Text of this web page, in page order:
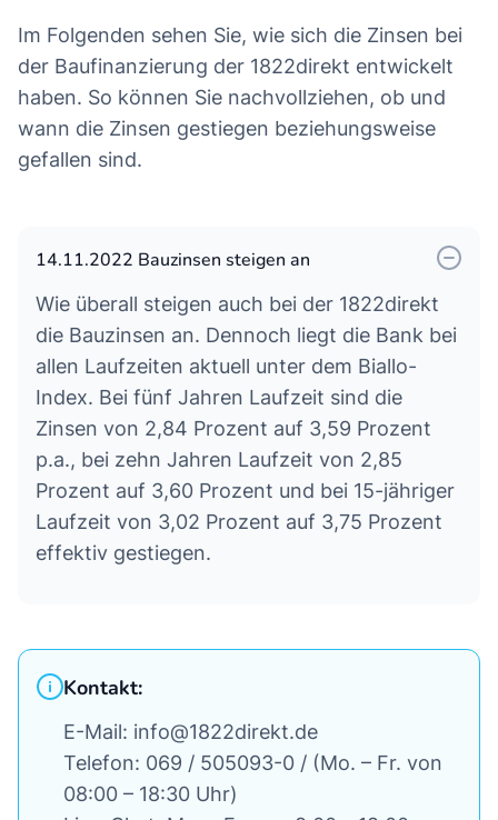
Im Folgenden sehen Sie, wie sich die Zinsen bei
der Baufinanzierung der 1822direkt entwickelt
haben. So können Sie nachvollziehen, ob und
wann die Zinsen gestiegen beziehungsweise
gefallen sind.
14.11.2022 Bauzinsen steigen an
Wie überall steigen auch bei der 1822direkt
die Bauzinsen an. Dennoch liegt die Bank bei
allen Laufzeiten aktuell unter dem Biallo-
Index. Bei fünf Jahren Laufzeit sind die
Zinsen von 2,84 Prozent auf 3,59 Prozent
p.a., bei zehn Jahren Laufzeit von 2,85
Prozent auf 3,60 Prozent und bei 15-jähriger
Laufzeit von 3,02 Prozent auf 3,75 Prozent
effektiv gestiegen.
Kontakt:
E-Mail: info@1822direkt.de
Telefon: 069 / 505093-0 / (Mo. – Fr. von
08:00 – 18:30 Uhr)